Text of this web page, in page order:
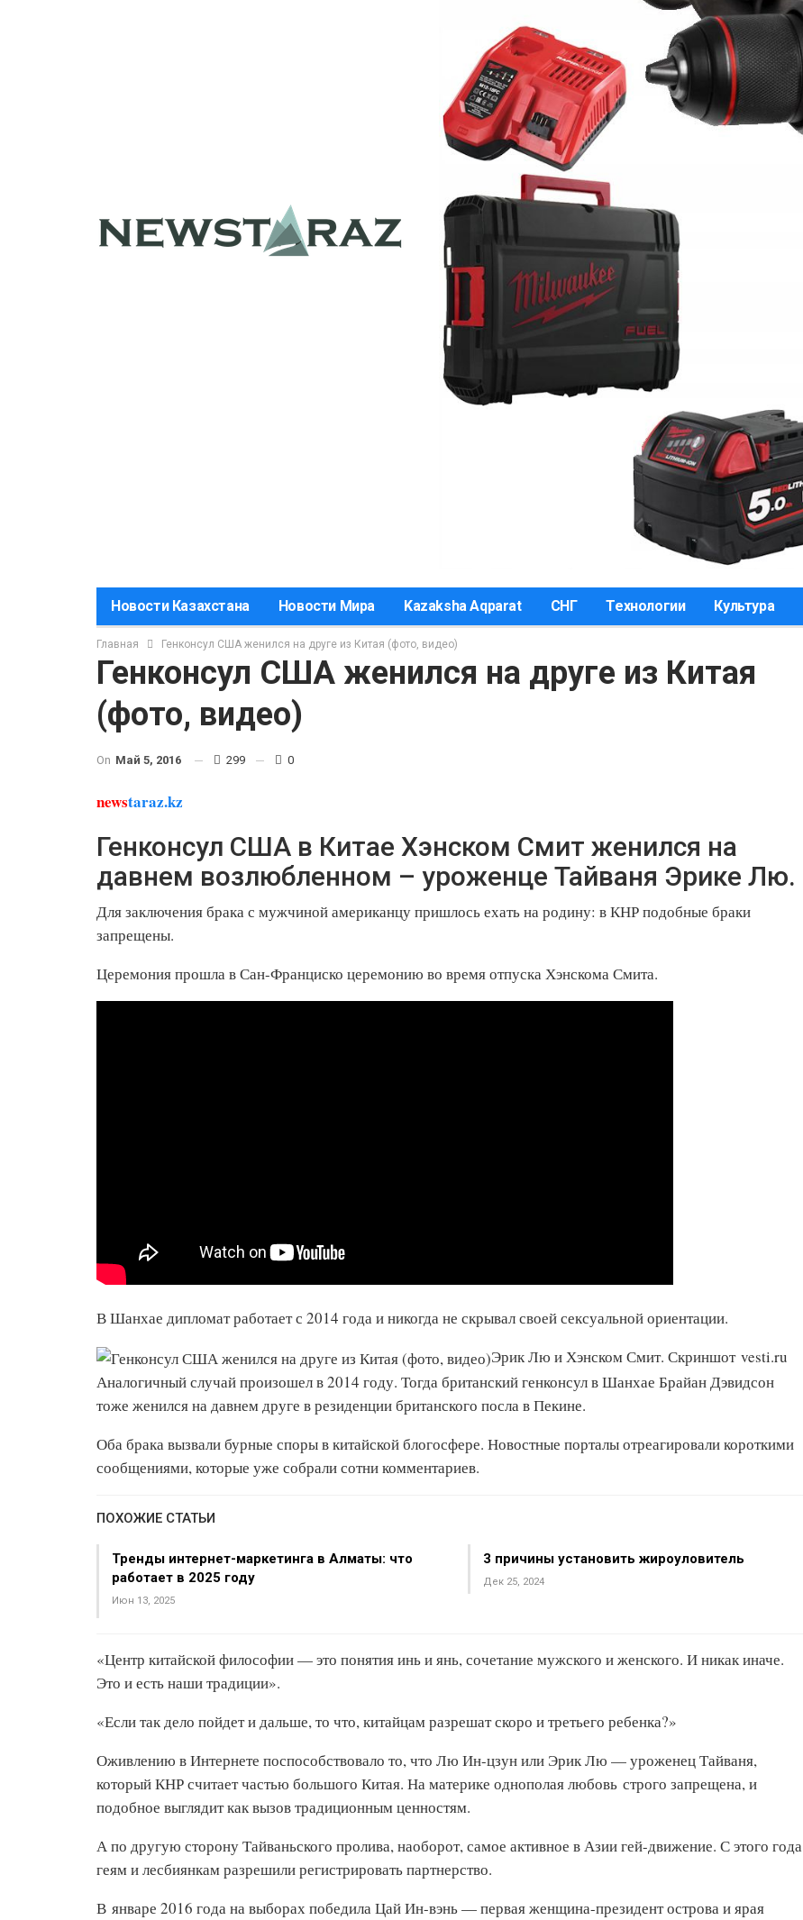
Новости Казахстана Новости Мира Kazaksha Aqparat СНГ Технологии Культура
Главная Генконсул США женился на друге из Китая (фото, видео)
Генконсул США женился на друге из Китая
(фото, видео)
On Май 5, 2016 299 0
newstaraz.kz
Генконсул США в Китае Хэнском Смит женился на
давнем возлюбленном – уроженце Тайваня Эрике Лю.
Для заключения брака с мужчиной американцу пришлось ехать на родину: в КНР подобные браки
запрещены.
Церемония прошла в Сан-Франциско церемонию во время отпуска Хэнскома Смита.
В Шанхае дипломат работает с 2014 года и никогда не скрывал своей сексуальной ориентации.
Эрик Лю и Хэнском Смит. Скриншот vesti.ru
Аналогичный случай произошел в 2014 году. Тогда британский генконсул в Шанхае Брайан Дэвидсон
тоже женился на давнем друге в резиденции британского посла в Пекине.
Оба брака вызвали бурные споры в китайской блогосфере. Новостные порталы отреагировали короткими
сообщениями, которые уже собрали сотни комментариев.
ПОХОЖИЕ СТАТЬИ
Тренды интернет-маркетинга в Алматы: что
работает в 2025 году
Июн 13, 2025
3 причины установить жироуловитель
Дек 25, 2024
«Центр китайской философии — это понятия инь и янь, сочетание мужского и женского. И никак иначе.
Это и есть наши традиции».
«Если так дело пойдет и дальше, то что, китайцам разрешат скоро и третьего ребенка?»
Оживлению в Интернете поспособствовало то, что Лю Ин-цзун или Эрик Лю — уроженец Тайваня,
который КНР считает частью большого Китая. На материке однополая любовь строго запрещена, и
подобное выглядит как вызов традиционным ценностям.
А по другую сторону Тайваньского пролива, наоборот, самое активное в Азии гей-движение. С этого года
геям и лесбиянкам разрешили регистрировать партнерство.
В январе 2016 года на выборах победила Цай Ин-вэнь — первая женщина-президент острова и ярая